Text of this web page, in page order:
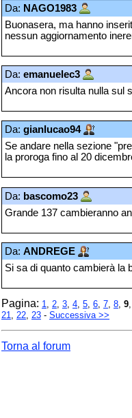
Da: NAGO1983
Buonasera, ma hanno
nessun aggiornamento
Da: emanuelec3
Ancora non risulta nulla sul
Da: gianlucao94
Se andare nella sezione
la proroga fino al 20
Da: bascomo23
Grande 137 cambieranno
Da: ANDREGE
Si sa di quanto cambierà la
Pagina: 1, 2, 3, 4, 5, 6, 7, 8, 9,
21, 22, 23 - Successiva >>
Torna al forum